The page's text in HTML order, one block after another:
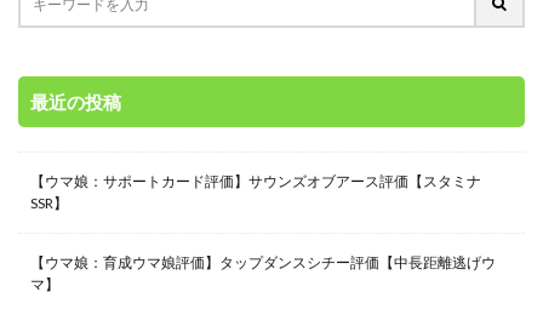
最近の投稿
【ウマ娘：サポートカード評価】サウンズオブアース評価【スタミナ
SSR】
【ウマ娘：育成ウマ娘評価】タップダンスシチー評価【中長距離逃げウ
マ】